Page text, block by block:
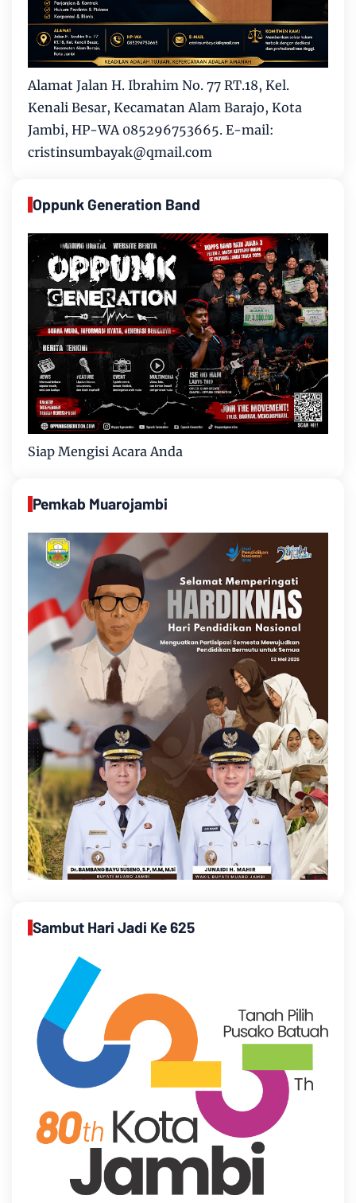
Alamat Jalan H. Ibrahim No. 77 RT.18, Kel.
Kenali Besar, Kecamatan Alam Barajo, Kota
Jambi, HP-WA 085296753665. E-mail:
cristinsumbayak@qmail.com
Oppunk Generation Band
Siap Mengisi Acara Anda
Pemkab Muarojambi
Sambut Hari Jadi Ke 625